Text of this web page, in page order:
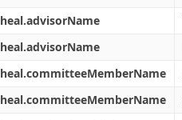
heal.advisorName
heal.advisorName
heal.committeeMemberName
heal.committeeMemberName